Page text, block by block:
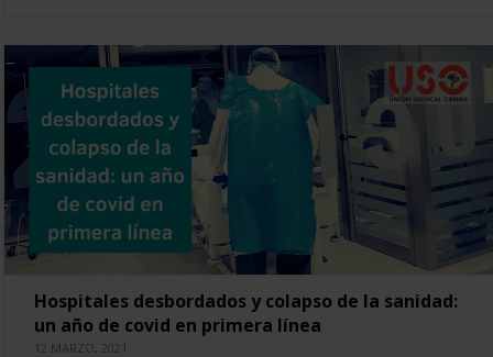
Hospitales desbordados y colapso de la sanidad:
un año de covid en primera línea
12 MARZO, 2021